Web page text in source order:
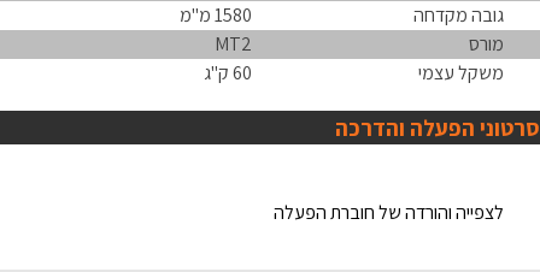
גובה מקדחה
1580 מ"מ
מורס
MT2
משקל עצמי
60 ק"ג
סרטוני הפעלה והדרכה
לצפייה והורדה של חוברת הפעלה